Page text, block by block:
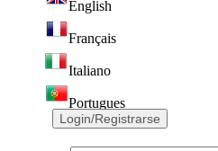
English
Français
Italiano
Portugues
Login/Registrarse